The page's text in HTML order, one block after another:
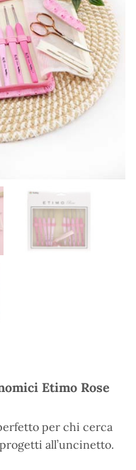
Etimo Rose
per chi cerca
all’uncinetto.